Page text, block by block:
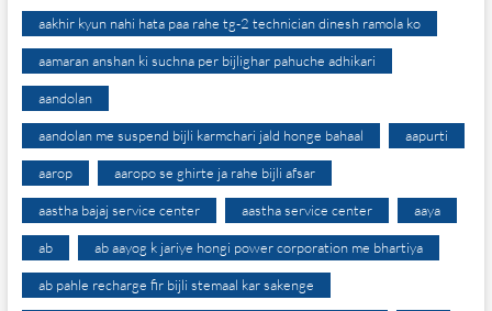
aakhir kyun nahi hata paa rahe tg-2 technician dinesh ramola ko
aamaran anshan ki suchna per bijlighar pahuche adhikari
aandolan
aandolan me suspend bijli karmchari jald honge bahaal aapurti
aarop aaropo se ghirte ja rahe bijli afsar
aastha bajaj service center aastha service center aaya
ab ab aayog k jariye hongi power corporation me bhartiya
ab pahle recharge fir bijli stemaal kar sakenge